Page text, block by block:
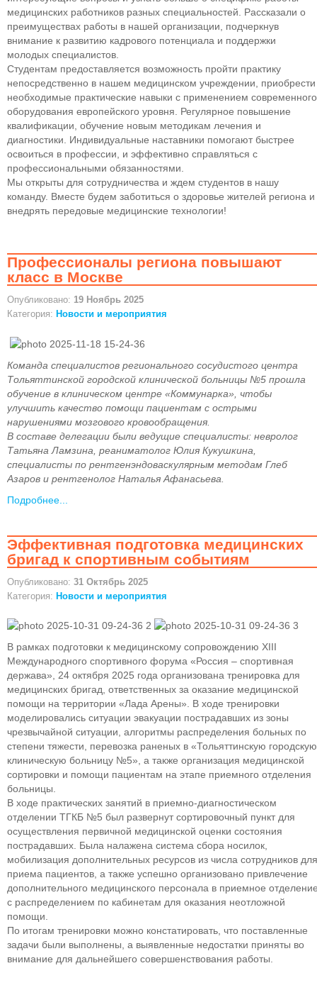
медицинских работников разных специальностей. Рассказали о
преимуществах работы в нашей организации, подчеркнув
внимание к развитию кадрового потенциала и поддержки
молодых специалистов.
Студентам предоставляется возможность пройти практику
непосредственно в нашем медицинском учреждении, приобрести
необходимые практические навыки с применением современного
оборудования европейского уровня. Регулярное повышение
квалификации, обучение новым методикам лечения и
диагностики. Индивидуальные наставники помогают быстрее
освоиться в профессии, и эффективно справляться с
профессиональными обязанностями.
Мы открыты для сотрудничества и ждем студентов в нашу
команду. Вместе будем заботиться о здоровье жителей региона и
внедрять передовые медицинские технологии!
Профессионалы региона повышают
класс в Москве
Опубликовано: 19 Ноябрь 2025
Категория: Новости и мероприятия
Команда специалистов регионального сосудистого центра
Тольяттинской городской клинической больницы №5 прошла
обучение в клиническом центре «Коммунарка», чтобы
улучшить качество помощи пациентам с острыми
нарушениями мозгового кровообращения.
В составе делегации были ведущие специалисты: невролог
Татьяна Ламзина, реаниматолог Юлия Кукушкина,
специалисты по рентгенэндоваскулярным методам Глеб
Азаров и рентгенолог Наталья Афанасьева.
Подробнее...
Эффективная подготовка медицинских
бригад к спортивным событиям
Опубликовано: 31 Октябрь 2025
Категория: Новости и мероприятия
В рамках подготовки к медицинскому сопровождению XIII
Международного спортивного форума «Россия – спортивная
держава», 24 октября 2025 года организована тренировка для
медицинских бригад, ответственных за оказание медицинской
помощи на территории «Лада Арены». В ходе тренировки
моделировались ситуации эвакуации пострадавших из зоны
чрезвычайной ситуации, алгоритмы распределения больных по
степени тяжести, перевозка раненых в «Тольяттинскую городскую
клиническую больницу №5», а также организация медицинской
сортировки и помощи пациентам на этапе приемного отделения
больницы.
В ходе практических занятий в приемно-диагностическом
отделении ТГКБ №5 был развернут сортировочный пункт для
осуществления первичной медицинской оценки состояния
пострадавших. Была налажена система сбора носилок,
мобилизация дополнительных ресурсов из числа сотрудников для
приема пациентов, а также успешно организовано привлечение
дополнительного медицинского персонала в приемное
с распределением по кабинетам для оказания неотложной
помощи.
По итогам тренировки можно констатировать, что поставленные
задачи были выполнены, а выявленные недостатки приняты во
внимание для дальнейшего совершенствования работы.